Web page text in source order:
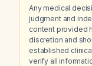
Any medical
judgment and
content provided
discretion and
established
verify all